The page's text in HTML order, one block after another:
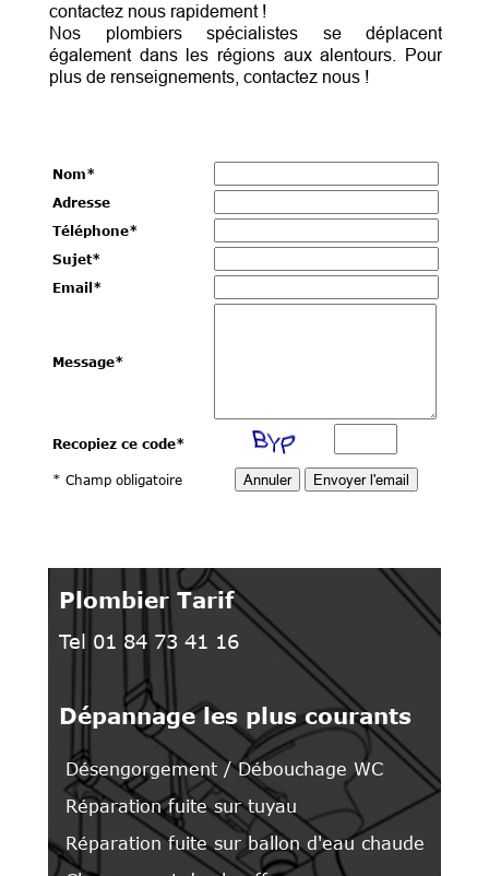
Plombier Tarif
Tel 01 84 73 41 16
Dépannage les plus courants
Désengorgement / Débouchage WC
Réparation fuite sur tuyau
Réparation fuite sur ballon d'eau chaude
contactez nous rapidement !
Nos plombiers spécialistes se déplacent
également dans les régions aux alentours. Pour
plus de renseignements, contactez nous !
Nom*
Adresse
Téléphone*
Sujet*
Email *
Message*
Recopiez ce code*
* Champ obligatoire